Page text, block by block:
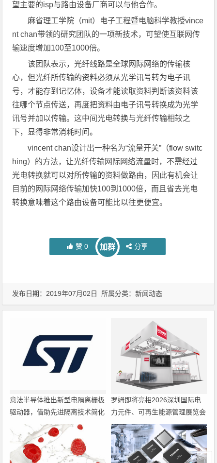
望主要的isp与路由设备厂商可以与他合作。
麻省理工学院（mit）电子工程暨电脑科学教授vince
nt chan带领的研究团队的一项新技术，可望使互联网传
输速度增加100至1000倍。
该团队表示，光纤线路是全球网际网络的传输核
心，但光纤所传输的资料必须从光学讯号转为电子讯
号，才能存到记忆体，设备才能读取资料判断该资料该
往哪个节点传送，再度把资料由电子讯号转换成为光学
讯号并加以传输。这中间光电转换与光纤传输相较之
下，显得非常消耗时间。
vincent chan设计出一种名为“流量开关”（flow switc
hing）的方法，让光纤传输网际网络流量时，不需经过
光电转换就可以对所传输的资料做路由，因此有机会让
目前的网际网络传输加快100到1000倍，而且省去光电
转换意味着这个路由设备可能比以往更便宜。
赞 0 加群 分享
发布日期：2019年07月02日 所属分类：新闻动态
意法半导体推出新型电隔离栅极
驱动器，借助先进隔离技术简化
电源设计
罗姆即将亮相2026深圳国际电
力元件、可再生能源管理展览会
暨研讨会